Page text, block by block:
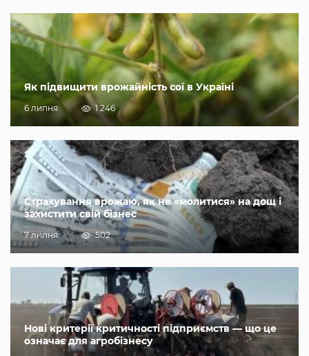
Як підвищити врожайність сої в Україні
6 липня 1 246
Страхування врожаю, як не «молитися» на дощ і
захистити свій бізнес
7 липня 502
Нові критерії критичності підприємств — що це
означає для агробізнесу